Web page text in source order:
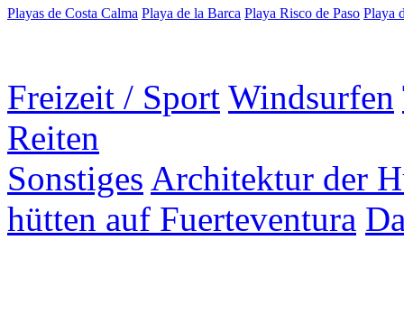
Playas de Costa Calma Playa de la Barca Playa Risco de Paso Playa
Freizeit / Sport Windsurfen
Reiten
Sonstiges Architektur der
hütten auf Fuerteventura